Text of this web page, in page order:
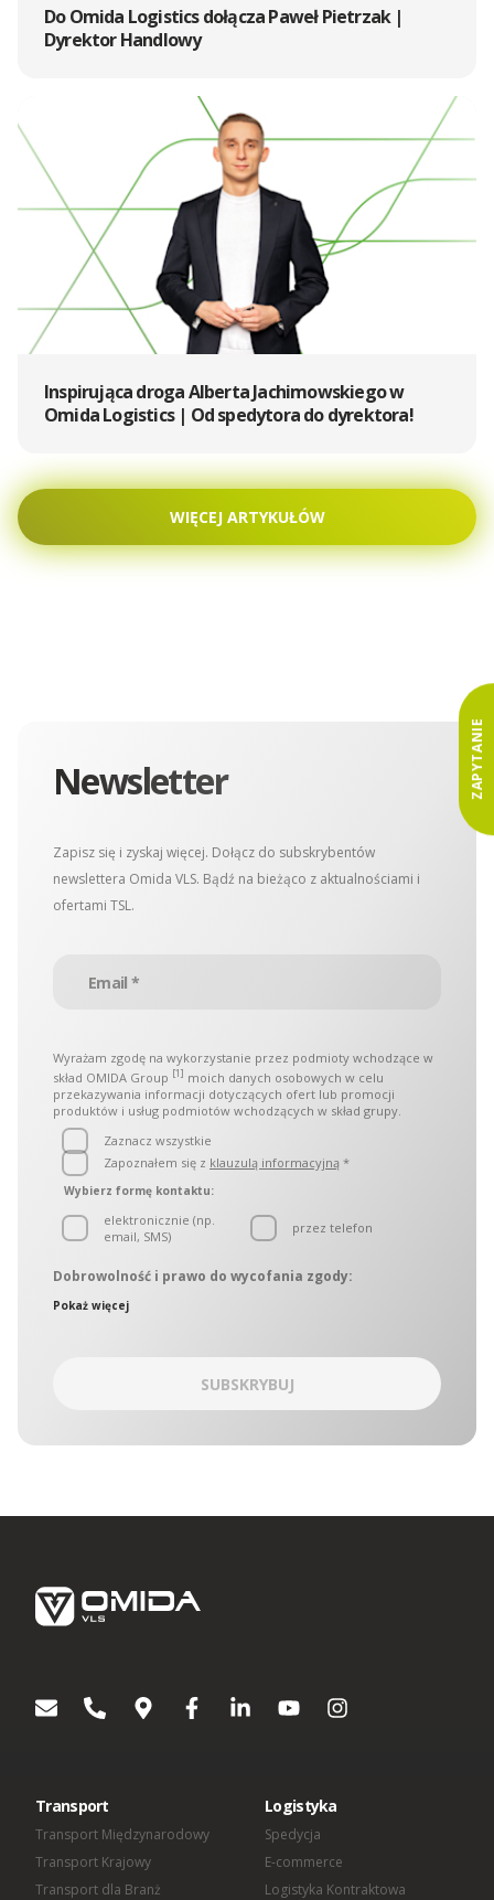
Do Omida Logistics dołącza Paweł Pietrzak |
Dyrektor Handlowy
Inspirująca droga Alberta Jachimowskiego w
Omida Logistics | Od spedytora do dyrektora!
WIĘCEJ ARTYKUŁÓW
Newsletter
Zapisz się i zyskaj więcej. Dołącz do subskrybentów
newslettera Omida VLS. Bądź na bieżąco z aktualnościami i
ofertami TSL.
Wyrażam zgodę na wykorzystanie przez podmioty wchodzące w
skład OMIDA Group [1] moich danych osobowych w celu
przekazywania informacji dotyczących ofert lub promocji
produktów i usług podmiotów wchodzących w skład grupy.
Zaznacz wszystkie
Zapoznałem się z klauzulą informacyjną *
Wybierz formę kontaktu:
elektronicznie (np.
email, SMS)
przez telefon
Dobrowolność i prawo do wycofania zgody:
wchodzące w skład OMIDA Group, zwane w dalszej części
wspólny punkt kontaktowy, który obsługuje Inspektor ochrony
danych OMIDA Group. W sprawach ochrony danych
osobowych można się kontaktować z Administratorami:
korespondencyjnie – kierując zapytania na adres Aleja
możesz wycofać swoją zgodę lub sprzeciwić się
z Tobą aby przekazać Ci informacje lub wskazówki dotyczące
produktów lub usług Omida Group. Wyrażenie lub
wycofania.
Omida Solutions Sp. z o.o.
Omida Iberica SL
Omida Shared Services Center Sp. z o.o.
Pokaż więcej
SUBSKRYBUJ
Transport
Transport Międzynarodowy
Transport Krajowy
Transport dla Branż
Logistyka
Spedycja
E-commerce
Logistyka Kontraktowa
ZAPYTANIE